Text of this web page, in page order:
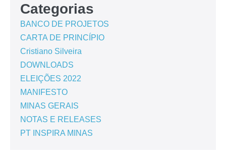
Categorias
BANCO DE PROJETOS
CARTA DE PRINCÍPIO
Cristiano Silveira
DOWNLOADS
ELEIÇÕES 2022
MANIFESTO
MINAS GERAIS
NOTAS E RELEASES
PT INSPIRA MINAS